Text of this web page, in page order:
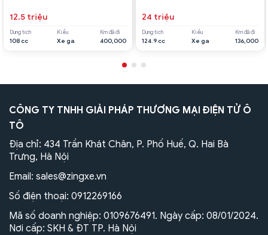
12.5 triệu
Dung tích
108 cc
Kiểu
Xe ga
Km đã đi
400,000
24 triệu
Dung tích
124.9 cc
Kiểu
Xe ga
Km đã đi
136,000
CÔNG TY TNHH GIẢI PHÁP THƯƠNG MẠI ĐIỆN TỬ Ô
TÔ
Địa chỉ: 434 Trần Khát Chân, P. Phố Huế, Q. Hai Bà
Trưng, Hà Nội
Email: sales@zingxe.vn
Số điện thoại: 0912269166
Mã số doanh nghiệp: 0109676491. Ngày cấp: 08/01/2024.
Nơi cấp: SKH & ĐT TP. Hà Nội